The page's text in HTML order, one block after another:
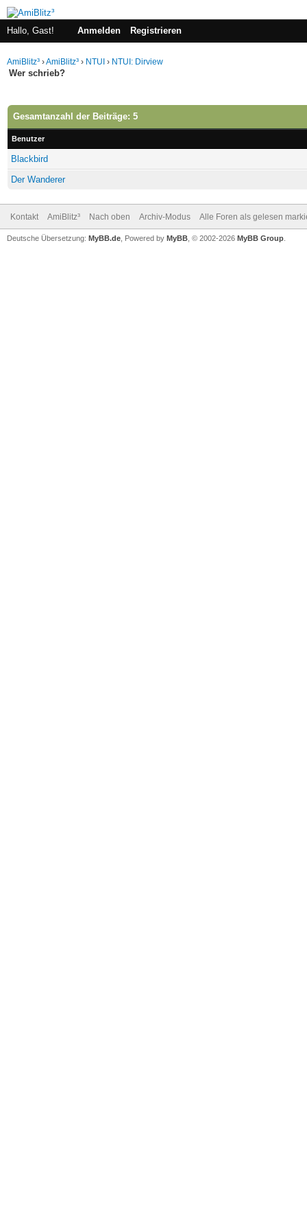
Hallo, Gast! Anmelden Registrieren
AmiBlitz³ ›AmiBlitz³ › NTUI › NTUI: Dirview
Wer schrieb?
Gesamtanzahl der Beiträge: 5
Benutzer
Blackbird
Der Wanderer
Kontakt AmiBlitz³ Nach oben Archiv-Modus Alle Foren als gelesen
Deutsche Übersetzung: MyBB.de , Powered by MyBB , © 2002-2026 MyBB Group